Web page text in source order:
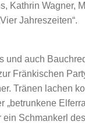
Kathrin Wagner,
Jahreszeiten“.
und auch
Fränkischen
Tränen lachen
ein Schmankerl des